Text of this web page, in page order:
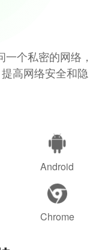
个私密的网络，
高网络安全和隐
Android
Chrome